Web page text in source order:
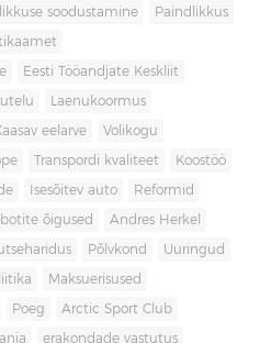
soodustamine Paindlikkus
Eesti Tööandjate Keskliit
Laenukoormus
eelarve Volikogu
Transpordi kvaliteet Koostöö
Isesõitev auto Reformid
õigused Andres Herkel
Põlvkond Uuringud
Maksuerisused
Poeg Arctic Sport Club
erakondade vastutus